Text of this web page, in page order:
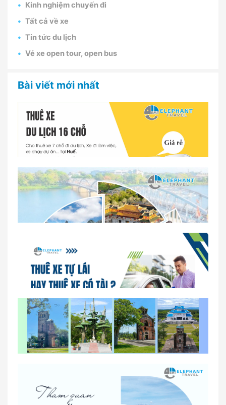
Kinh nghiệm chuyến đi
Tất cả về xe
Tin tức du lịch
Vé xe open tour, open bus
Bài viết mới nhất
Dịch vụ thuê xe 16 chỗ tại Huế 2026
So sánh thuê xe tự lái và thuê xe có tài xế tại Huế
Nhà Xe Con Voi – Dịch Vụ Cho Thuê Xe Từ Huế,